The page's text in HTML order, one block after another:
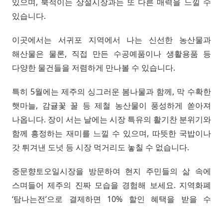
있습니다.
이곳에서는 서귀포 지역에서 나는 신선한 농산물과
해산물은 물론, 직접 만든 수공예품이나 생활용품 등
다양한 물건들을 저렴하게 만나볼 수 있습니다.
특히 5월에는 제주의 싱그러운 봄나물과 함께, 막 수확한
햇마늘, 감귤꽃 꿀 등 제철 농산물이 풍성하게 쏟아져
나옵니다. 장이 서는 날에는 시장 특유의 활기찬 분위기와
함께 흥정하는 재미를 느낄 수 있으며, 따뜻한 국밥이나
갓 튀겨낸 도넛 등 시장 먹거리도 놓칠 수 없습니다.
중문향토오일시장을 방문하여 현지 주민들의 삶 속에
스며들어 제주의 진짜 모습을 경험해 보세요. 지역화폐
‘탐나는전’으로 결제하면 10% 할인 혜택을 받을 수